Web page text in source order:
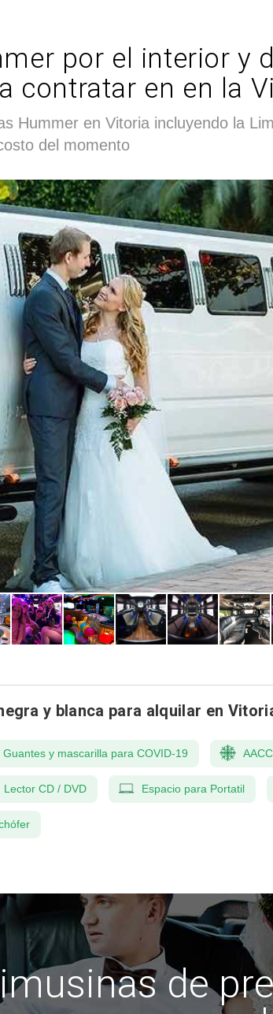
por el interior y
contratar en en la
Hummer en Vitoria incluyendo la
del momento
y blanca para alquilar en
Guantes y mascarilla para COVID-19
Lector CD / DVD Espacio para Portatil
de